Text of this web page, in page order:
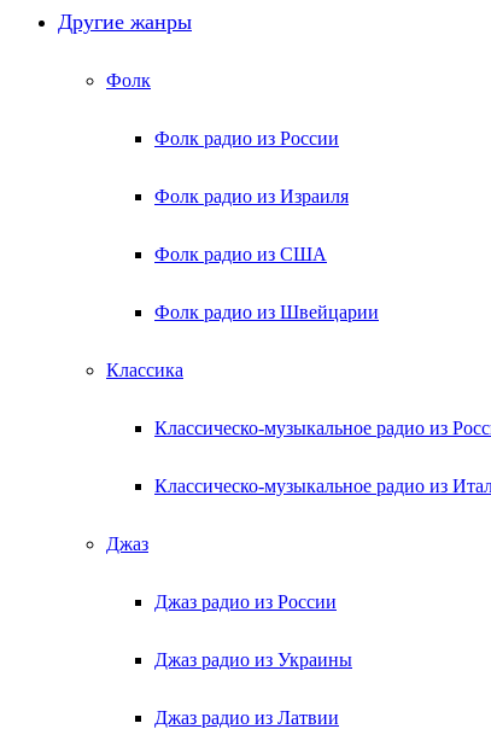
Другие жанры
Фолк
Фолк радио из России
Фолк радио из Израиля
Фолк радио из США
Фолк радио из Швейцарии
Классика
Классическо-музыкальное радио из
Классическо-музыкальное радио из
Джаз
Джаз радио из России
Джаз радио из Украины
Джаз радио из Латвии